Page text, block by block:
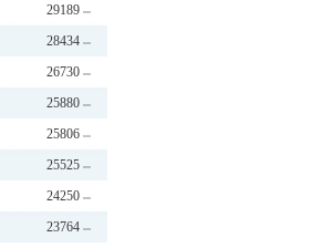
29189
28434
26730
25880
25806
25525
24250
23764